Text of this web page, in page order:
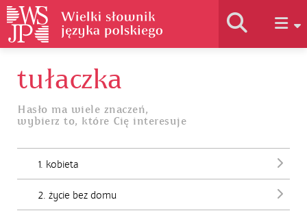
Historia słownika
Jak korzystać
tułaczka
Hasło ma wiele znaczeń,
wybierz to, które Cię interesuje
1. kobieta
2. życie bez domu